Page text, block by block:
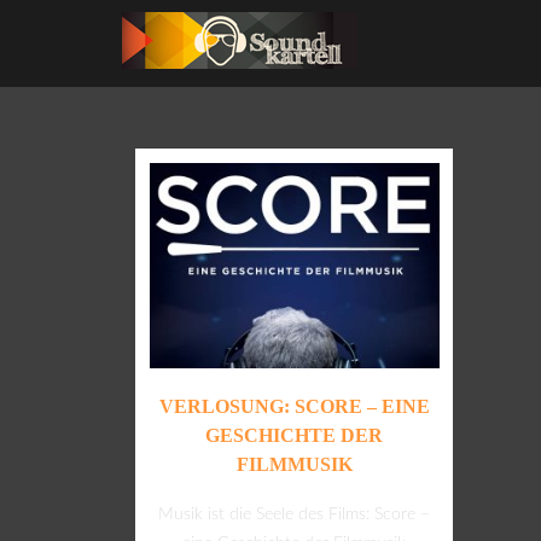
VERLOSUNG: SCORE – EINE
GESCHICHTE DER
FILMMUSIK
Musik ist die Seele des Films: Score –